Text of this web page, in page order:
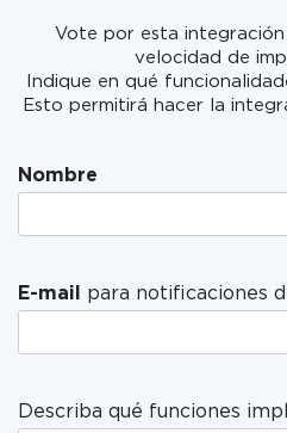
Vote por esta
velocidad de
Indique en qué
Esto permitirá hacer la
Nombre
E-mail para notificaciones
Describa qué funciones